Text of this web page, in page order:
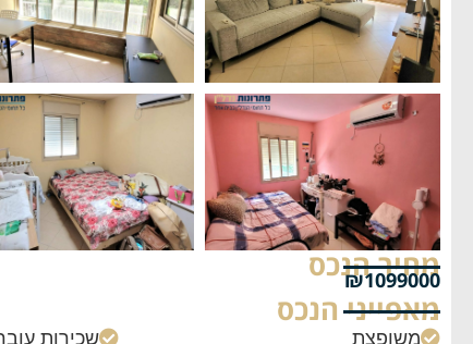
מחיר הנכס
₪1099000
מאפייני הנכס
משופצת שכירות